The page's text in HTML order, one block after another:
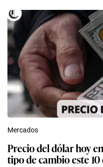
Mercados
Precio del dólar hoy
tipo de cambio este